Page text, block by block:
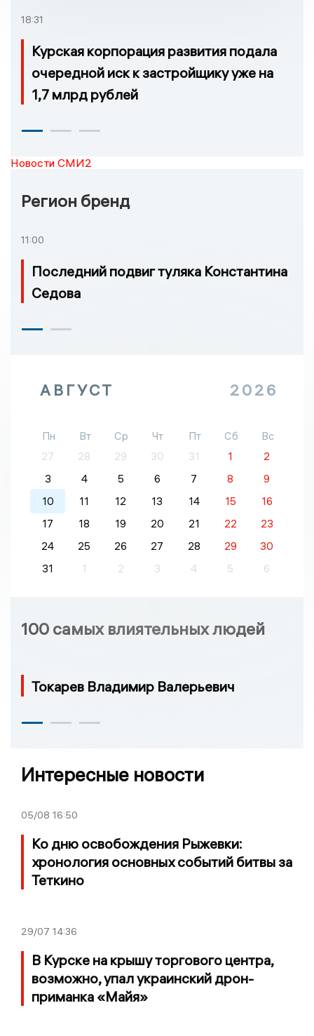
18:31
Курская корпорация развития подала
очередной иск к застройщику уже на
1,7 млрд рублей
Новости СМИ2
Регион бренд
11:00
Последний подвиг туляка Константина
Седова
АВГУСТ 2026
Пн Вт Ср Чт Пт Сб
Вс
27
28 29 30 31 1
2
3
4 5 6 7 8
9
10
11 12 13 14 15
16
17
18 19 20 21 22
23
24
25 26 27 28 29
30
31
1 2 3 4 5 6
100 самых влиятельных людей
Токарев Владимир Валерьевич
Интересные новости
05/08 16:50
Ко дню освобождения Рыжевки:
хронология основных событий битвы за
Теткино
29/07 14:36
В Курске на крышу торгового центра,
возможно, упал украинский дрон-
приманка «Майя»